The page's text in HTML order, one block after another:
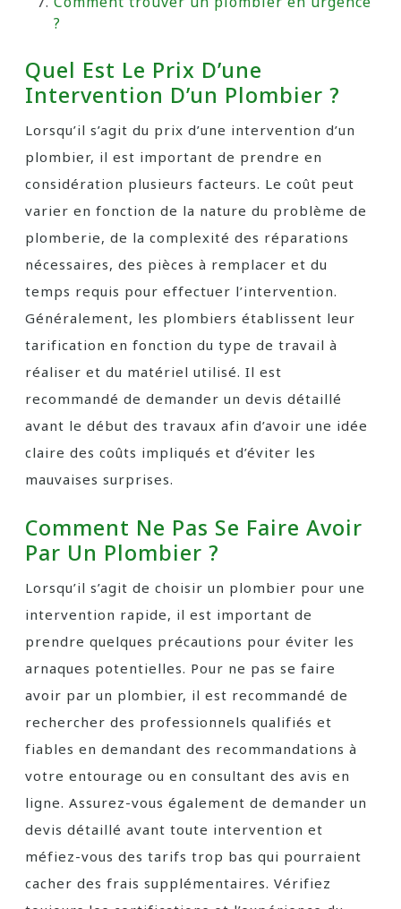
?
Quel Est Le Prix D’une
Intervention D’un Plombier ?
Lorsqu’il s’agit du prix d’une intervention d’un
plombier, il est important de prendre en
considération plusieurs facteurs. Le coût peut
varier en fonction de la nature du problème de
plomberie, de la complexité des réparations
nécessaires, des pièces à remplacer et du
temps requis pour effectuer l’intervention.
Généralement, les plombiers établissent leur
tarification en fonction du type de travail à
réaliser et du matériel utilisé. Il est
recommandé de demander un devis détaillé
avant le début des travaux afin d’avoir une idée
claire des coûts impliqués et d’éviter les
mauvaises surprises.
Comment Ne Pas Se Faire Avoir
Par Un Plombier ?
Lorsqu’il s’agit de choisir un plombier pour une
intervention rapide, il est important de
prendre quelques précautions pour éviter les
arnaques potentielles. Pour ne pas se faire
avoir par un plombier, il est recommandé de
rechercher des professionnels qualifiés et
fiables en demandant des recommandations à
votre entourage ou en consultant des avis en
ligne. Assurez-vous également de demander un
devis détaillé avant toute intervention et
méfiez-vous des tarifs trop bas qui pourraient
cacher des frais supplémentaires. Vérifiez